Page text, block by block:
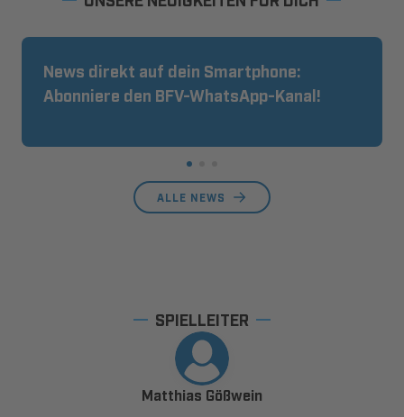
News direkt auf dein Smartphone:
Abonniere den BFV-WhatsApp-Kanal!
ALLE NEWS
SPIELLEITER
Matthias Gößwein